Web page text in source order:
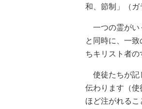
和、節制」（ガ
一つの霊がい
と同時に、一
ちキリスト者の
使徒たちが記
伝わります（
ほど注がれる